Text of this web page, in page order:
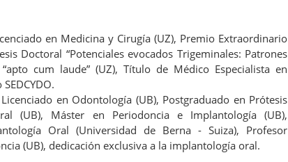
en Medicina y Cirugía (UZ), Premio Extraordinario
Doctoral “Potenciales evocados Trigeminales: Patrones
cum laude” (UZ), Título de Médico Especialista en
en Odontología (UB), Postgraduado en Prótesis
(UB), Máster en Periodoncia e Implantología (UB),
Oral (Universidad de Berna - Suiza), Profesor
(UB), dedicación exclusiva a la implantología oral.